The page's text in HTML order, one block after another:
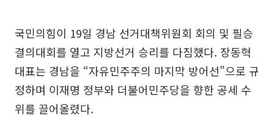
국민의힘이 19일 경남 선거대책위원회 회의 및 필승
결의대회를 열고 지방선거 승리를 다짐했다. 장동혁
대표는 경남을 “자유민주주의 마지막 방어선”으로 규
정하며 이재명 정부와 더불어민주당을 향한 공세 수
위를 끌어올렸다.